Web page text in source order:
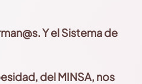
Y elSistema de
del MINSA, nos